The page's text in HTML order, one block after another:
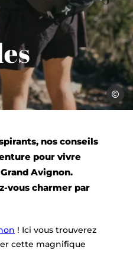
Julie
nos conseils
pour vivre
Avignon.
vous charmer par
! Ici vous trouverez
cette magnifique